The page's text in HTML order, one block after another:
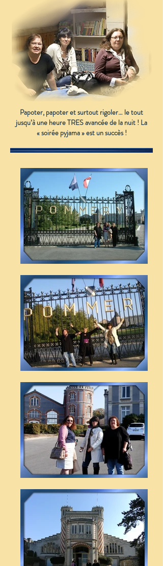
Papoter, papoter et surtout rigoler… le tout
jusqu’à une heure TRES avancée de la nuit ! La
« soirée pyjama » est un succès !